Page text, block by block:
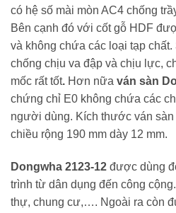
có hệ số mài mòn AC4 chống
Bên cạnh đó với cốt gỗ HDF
và không chứa các loại tạp chất.
chống chịu va đập và chịu lực,
mốc rất tốt. Hơn nữa ván sàn
chứng chỉ E0 không chứa các
người dùng. Kích thước ván
chiều rộng 190 mm dày 12 mm.
Dongwha 2123-12 được dùng
trình từ dân dụng đến công
thự, chung cư,…. Ngoài ra còn